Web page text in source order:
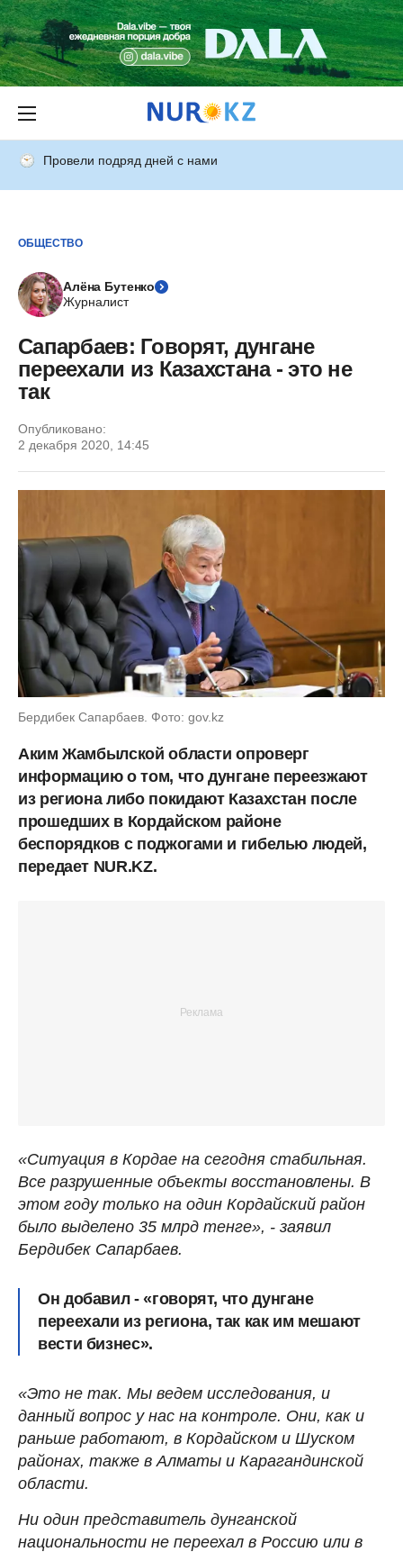
Провели подряд дней с нами
ОБЩЕСТВО
Алёна Бутенко
Журналист
Сапарбаев: Говорят, дунгане
переехали из Казахстана - это не
так
Опубликовано:
2 декабря 2020, 14:45
Бердибек Сапарбаев. Фото: gov.kz
Аким Жамбылской области опроверг
информацию о том, что дунгане переезжают
из региона либо покидают Казахстан после
прошедших в Кордайском районе
беспорядков с поджогами и гибелью людей,
передает NUR.KZ.
«Ситуация в Кордае на сегодня стабильная.
Все разрушенные объекты восстановлены. В
этом году только на один Кордайский район
было выделено 35 млрд тенге», - заявил
Бердибек Сапарбаев.
Он добавил - «говорят, что дунгане
переехали из региона, так как им мешают
вести бизнес».
«Это не так. Мы ведем исследования, и
данный вопрос у нас на контроле. Они, как и
раньше работают, в Кордайском и Шуском
районах, также в Алматы и Карагандинской
области.
Ни один представитель дунганской
национальности не переехал в Россию или в